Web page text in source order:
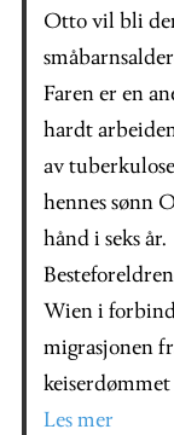
Otto vil bli
Faren er en
hardt
av
hennes sønn
hånd i seks år.
Wien i
migrasjonen
keiserdømmet
Les mer